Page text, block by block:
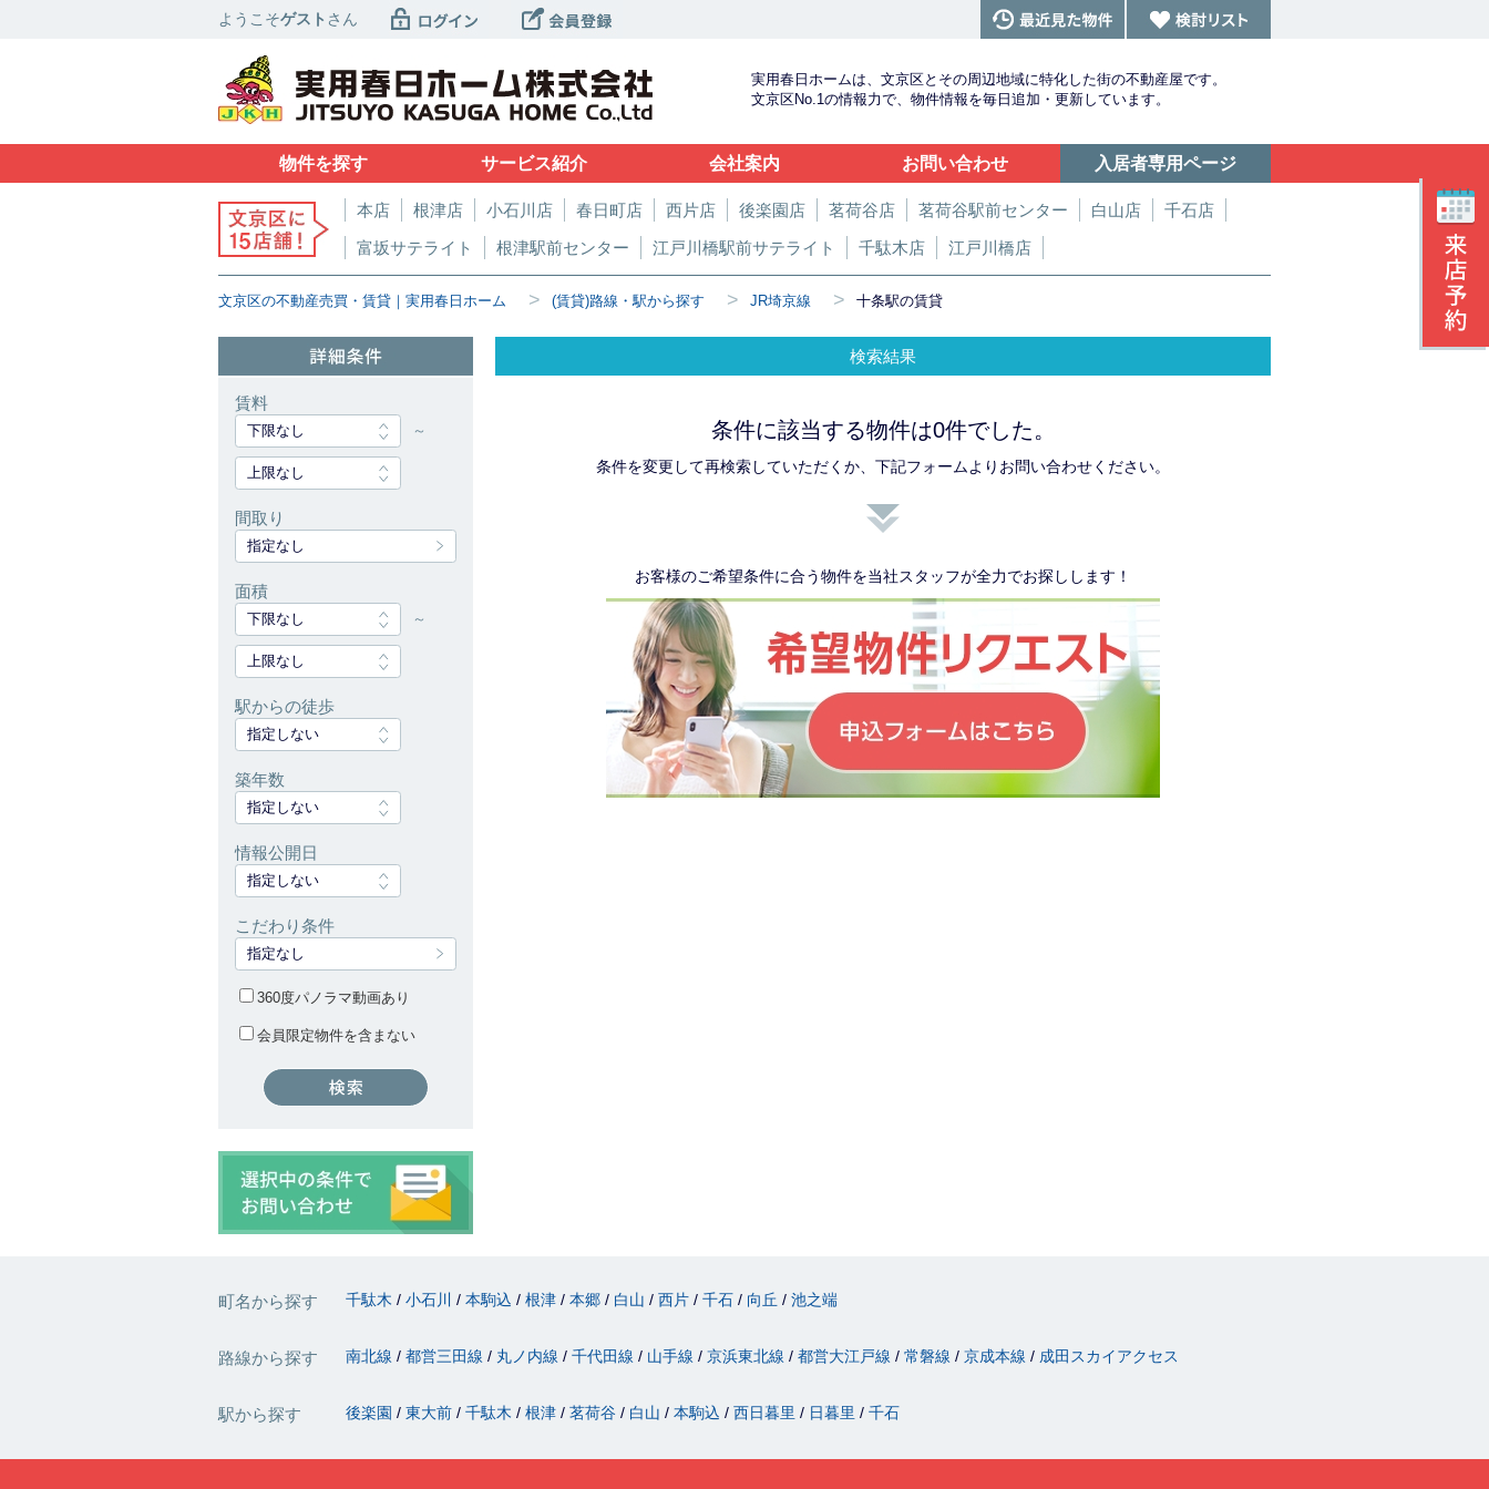
ようこそゲスト さん
実用春日ホームは、文京区とその周辺地域に特化した街の不動産屋です。
文京区No.1の情報力で、物件情報を毎日追加・更新しています。
物件を探す サービス紹介 会社案内 お問い合わせ 入居者専用ページ
本店 根津店 小石川店 春日町店 西片店 後楽園店 茗荷谷店 茗荷谷駅前センター 白山店
千石店
富坂サテライト
根津駅前センター 江戸川橋駅前サテライト 千駄木店 江戸川橋店
文京区の不動産売買・賃貸｜実用春日ホーム > (賃貸)路線・駅から探す > JR埼京線 > 十条駅の賃貸
検索結果
条件に該当する物件は0件でした。
条件を変更して再検索していただくか、下記フォームよりお問い合わせください。
お客様のご希望条件に合う物件を当社スタッフが全力でお探しします！
賃料
下限なし ～
上限なし
間取り
指定なし
面積
下限なし ～
上限なし
駅からの徒歩
指定しない
築年数
指定しない
情報公開日
指定しない
こだわり条件
指定なし
360度パノラマ動画あり
会員限定物件を含まない
町名から探す 千駄木 小石川 本駒込 根津 本郷 白山 西片 千石 向丘 池之端
路線から探す 南北線 都営三田線 丸ノ内線 千代田線 山手線 京浜東北線 都営大江戸線 常磐線 京成本線 成田スカイアクセス
駅から探す 後楽園 東大前 千駄木 根津 茗荷谷 白山 本駒込 西日暮里 日暮里 千石